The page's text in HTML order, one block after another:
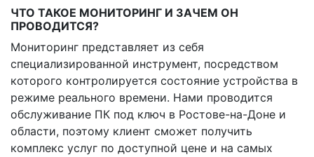
ЧТО ТАКОЕ МОНИТОРИНГ И ЗАЧЕМ ОН
ПРОВОДИТСЯ?
Мониторинг представляет из себя
специализированной инструмент, посредством
которого контролируется состояние устройства в
режиме реального времени. Нами проводится
обслуживание ПК под ключ в Ростове-на-Доне и
области, поэтому клиент сможет получить
комплекс услуг по доступной цене и на самых